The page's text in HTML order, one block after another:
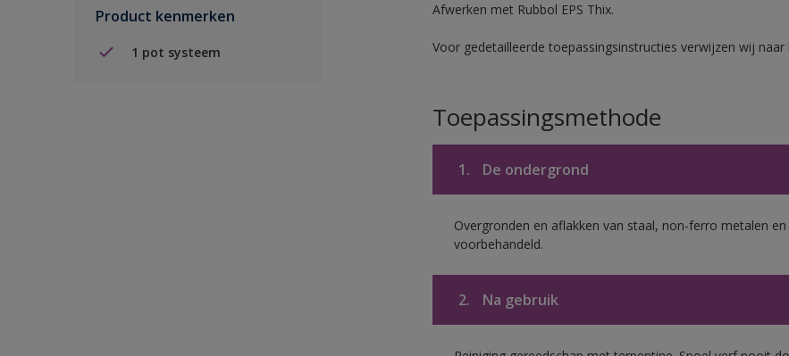
Product kenmerken
1 pot systeem
Afwerken met Rubbol EPS Thix.
Voor gedetailleerde toepassingsinstructies verwijzen wij
Toepassingsmethode
1. De ondergrond
Overgronden en aflakken van staal, non-ferro metalen
voorbehandeld.
2. Na gebruik